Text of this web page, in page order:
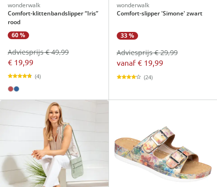
wonderwalk
Comfort-klittenbandslipper “Iris”
rood
60 %
€ 19,99
Adviesprijs € 49,99
(4)
wonderwalk
Comfort-slipper 'Simone' zwart
33 %
vanaf€ 19,99
Adviesprijs € 29,99
(24)